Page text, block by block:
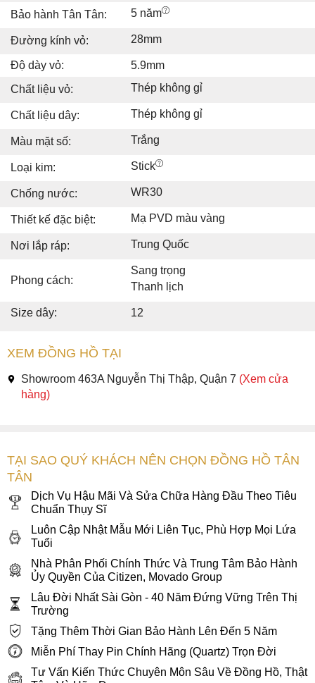
Bảo hành Tân Tân: 5 năm
Đường kính vỏ: 28mm
Độ dày vỏ:
5.9mm
Chất liệu vỏ:
Thép không gỉ
Chất liệu dây: Thép không gỉ
Màu mặt số: Trắng
Loại kim: Stick
Chống nước: WR30
Thiết kế đặc biệt: Mạ PVD màu vàng
Nơi lắp ráp: Trung Quốc
Phong cách:
Sang trọng
Thanh lịch
Size dây: 12
XEM ĐỒNG HỒ TẠI
Showroom 463A Nguyễn Thị Thập, Quận 7 (Xem cửa
hàng)
TẠI SAO QUÝ KHÁCH NÊN CHỌN ĐỒNG HỒ TÂN
TÂN
Dịch Vụ Hậu Mãi Và Sửa Chữa Hàng Đầu Theo Tiêu
Chuẩn Thụy Sĩ
Luôn Cập Nhật Mẫu Mới Liên Tục, Phù Hợp Mọi Lứa
Tuổi
Nhà Phân Phối Chính Thức Và Trung Tâm Bảo Hành
Ủy Quyền Của Citizen, Movado Group
Lâu Đời Nhất Sài Gòn - 40 Năm Đứng Vững Trên Thị
Trường
Tặng Thêm Thời Gian Bảo Hành Lên Đến 5 Năm
Miễn Phí Thay Pin Chính Hãng (Quartz) Trọn Đời
Tư Vấn Kiến Thức Chuyên Môn Sâu Về Đồng Hồ, Thật